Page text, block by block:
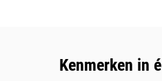
Kenmerken in